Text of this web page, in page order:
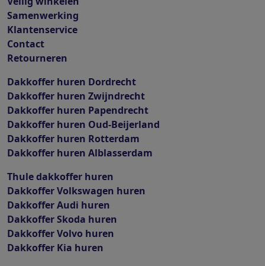
Samenwerking
Klantenservice
Contact
Retourneren
Dakkoffer huren Dordrecht
Dakkoffer huren Zwijndrecht
Dakkoffer huren Papendrecht
Dakkoffer huren Oud-Beijerland
Dakkoffer huren Rotterdam
Dakkoffer huren Alblasserdam
Thule dakkoffer huren
Dakkoffer Volkswagen huren
Dakkoffer Audi huren
Dakkoffer Skoda huren
Dakkoffer Volvo huren
Dakkoffer Kia huren